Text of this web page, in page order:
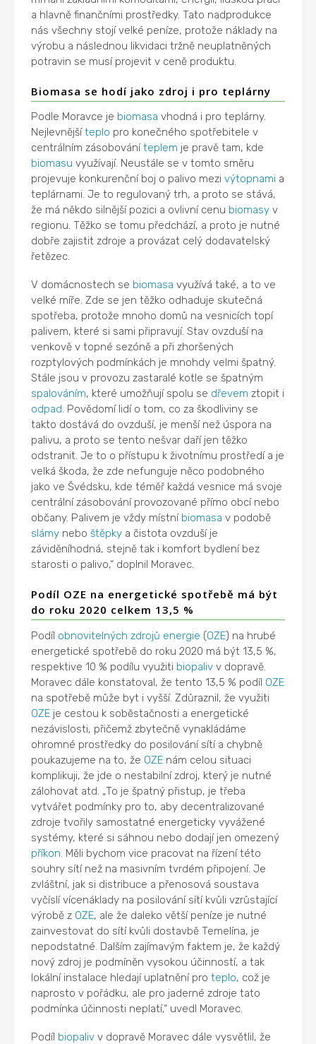
a hlavně finančními prostředky. Tato nadprodukce
nás všechny stojí velké peníze, protože náklady na
výrobu a následnou likvidaci tržně neuplatněných
potravin se musí projevit v ceně produktu.
Biomasa se hodí jako zdroj i pro teplárny
Podle Moravce je biomasa vhodná i pro teplárny.
Nejlevnějšíteplo pro konečného spotřebitele v
centrálním zásobováníteplem je pravě tam, kde
biomasu využívají. Neustále se v tomto směru
projevuje konkurenční boj o palivo mezivýtopnami a
teplárnami. Je to regulovaný trh, a proto se stává,
že má někdo silnější pozici a ovlivní cenu biomasy v
regionu. Těžko se tomu předchází, a proto je nutné
dobře zajistit zdroje a provázat celý dodavatelský
řetězec.
V domácnostech se biomasa využívá také, a to ve
velké míře. Zde se jen těžko odhaduje skutečná
spotřeba, protože mnoho domů na vesnicích topí
palivem, které si sami připravují. Stav ovzduší na
venkově v topné sezóně a při zhoršených
rozptylových podmínkách je mnohdy velmi špatný.
Stále jsou v provozu zastaralé kotle se špatným
spalováním, které umožňují spolu se dřevem ztopit i
odpad. Povědomí lidí o tom, co za škodliviny se
takto dostává do ovzduší, je menší než úspora na
palivu, a proto se tento nešvar daří jen těžko
odstranit. Je to o přístupu k životnímu prostředí a je
velká škoda, že zde nefunguje něco podobného
jako ve Švédsku, kde téměř každá vesnice má svoje
centrální zásobování provozované přímo obcí nebo
občany. Palivem je vždy místní biomasa v podobě
slámy neboštěpky a čistota ovzduší je
záviděníhodná, stejně tak i komfort bydlení bez
starosti o palivo,“ doplnil Moravec.
Podíl OZE na energetické spotřebě má být
do roku 2020 celkem 13,5 %
Podíl obnovitelných zdrojů energie (OZE) na hrubé
energetické spotřebě do roku 2020 má být 13,5 %,
respektive 10 % podílu využiti biopaliv v dopravě.
Moravec dále konstatoval, že tento 13,5 % podíl OZE
na spotřebě může byt i vyšší. Zdůraznil, že využiti
OZE je cestou k soběstačnosti a energetické
nezávislosti, přičemž zbytečně vynakládáme
ohromné prostředky do posilování sítí a chybně
poukazujeme na to, že OZE nám celou situaci
komplikuji, že jde o nestabilní zdroj, který je nutné
zálohovat atd. „To je špatný přistup, je třeba
vytvářet podmínky pro to, aby decentralizované
zdroje tvořily samostatné energeticky vyvážené
systémy, které si sáhnou nebo dodají jen omezený
příkon. Měli bychom vice pracovat na řízení této
souhry sítí než na masivním tvrdém připojení. Je
zvláštní, jak si distribuce a přenosová soustava
vyčíslí vícenáklady na posilování sítí kvůli vzrůstající
výrobě z OZE, ale že daleko větší peníze je nutné
zainvestovat do sítí kvůli dostavbě Temelína, je
nepodstatné. Dalším zajímavým faktem je, že každý
nový zdroj je podmíněn vysokou účinností, a tak
lokální instalace hledají uplatnění proteplo, což je
naprosto v pořádku, ale pro jaderné zdroje tato
podmínka účinnosti neplatí,“ uvedl Moravec.
Podíl biopaliv v dopravě Moravec dále vysvětlil, že